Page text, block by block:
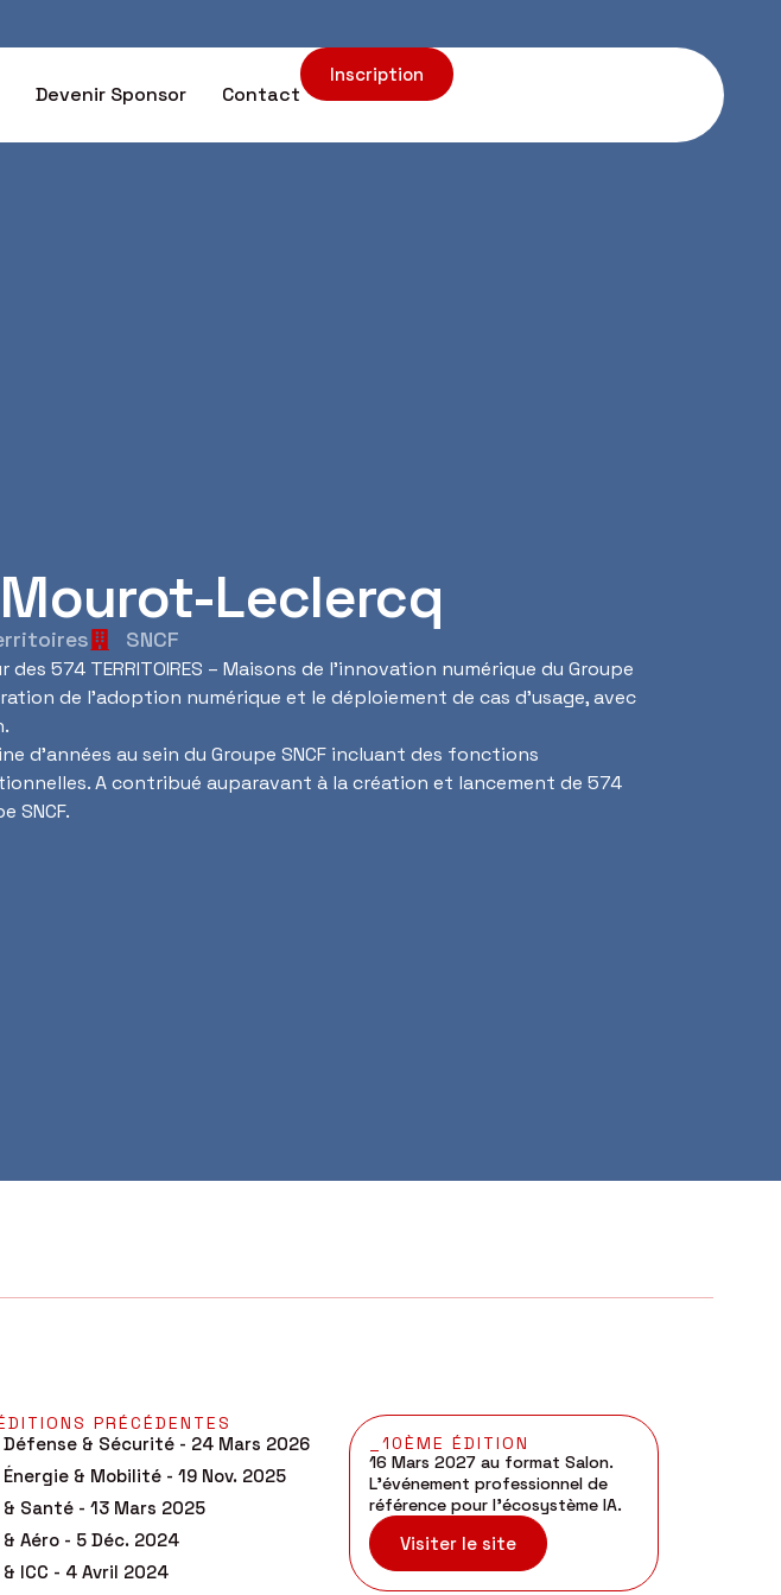
Devenir Sponsor Contact
Inscription
Leclercq
SNCF
574 TERRITOIRES – Maisons de l’innovation numérique du Groupe
de l’adoption numérique et le déploiement de cas d’usage, avec
d’années au sein du Groupe SNCF incluant des fonctions
A contribué auparavant à la création et lancement de 574
SNCF.
PRÉCÉDENTES
Défense & Sécurité - 24 Mars 2026
Énergie & Mobilité - 19 Nov. 2025
& Santé - 13 Mars 2025
& Aéro - 5 Déc. 2024
& ICC - 4 Avril 2024
_10ÈME ÉDITION
16 Mars 2027 au format Salon.
L’événement professionnel de
référence pour l’écosystème IA.
Visiter le site